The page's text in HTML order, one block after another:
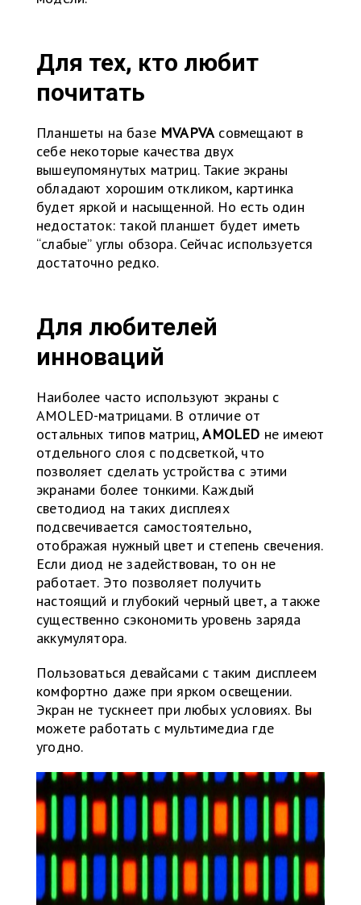
Для тех, кто любит
почитать
Планшеты на базе MVAPVAсовмещают в
себе некоторые качества двух
вышеупомянутых матриц. Такие экраны
обладают хорошим откликом, картинка
будет яркой и насыщенной. Но есть один
недостаток: такой планшет будет иметь
“слабые” углы обзора. Сейчас используется
достаточно редко.
Для любителей
инноваций
Наиболее часто используют экраны с
AMOLED-матрицами. В отличие от
остальных типов матриц,AMOLED не имеют
отдельного слоя с подсветкой, что
позволяет сделать устройства с этими
экранами более тонкими. Каждый
светодиод на таких дисплеях
подсвечивается самостоятельно,
отображая нужный цвет и степень свечения.
Если диод не задействован, то он не
работает. Это позволяет получить
настоящий и глубокий черный цвет, а также
существенно сэкономить уровень заряда
аккумулятора.
Пользоваться девайсами с таким дисплеем
комфортно даже при ярком освещении.
Экран не тускнеет при любых условиях. Вы
можете работать с мультимедиа где
угодно.